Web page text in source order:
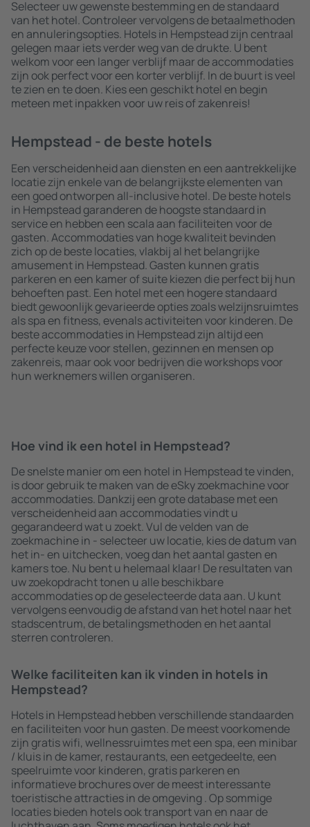
Selecteer uw gewenste bestemming en de standaard
van het hotel. Controleer vervolgens de betaalmethoden
en annuleringsopties. Hotels in Hempstead zijn centraal
gelegen maar iets verder weg van de drukte. U bent
welkom voor een langer verblijf maar de accommodaties
zijn ook perfect voor een korter verblijf. In de buurt is veel
te zien en te doen. Kies een geschikt hotel en begin
meteen met inpakken voor uw reis of zakenreis!
Hempstead - de beste hotels
Een verscheidenheid aan diensten en een aantrekkelijke
locatie zijn enkele van de belangrijkste elementen van
een goed ontworpen all-inclusive hotel. De beste hotels
in Hempstead garanderen de hoogste standaard in
service en hebben een scala aan faciliteiten voor de
gasten. Accommodaties van hoge kwaliteit bevinden
zich op de beste locaties, vlakbij al het belangrijke
amusement in Hempstead. Gasten kunnen gratis
parkeren en een kamer of suite kiezen die perfect bij hun
behoeften past. Een hotel met een hogere standaard
biedt gewoonlijk gevarieerde opties zoals welzijnsruimtes
als spa en fitness, evenals activiteiten voor kinderen. De
beste accommodaties in Hempstead zijn altijd een
perfecte keuze voor stellen, gezinnen en mensen op
zakenreis, maar ook voor bedrijven die workshops voor
hun werknemers willen organiseren.
Hoe vind ik een hotel in Hempstead?
De snelste manier om een hotel in Hempstead te vinden,
is door gebruik te maken van de eSky zoekmachine voor
accommodaties. Dankzij een grote database met een
verscheidenheid aan accommodaties vindt u
gegarandeerd wat u zoekt. Vul de velden van de
zoekmachine in - selecteer uw locatie, kies de datum van
het in- en uitchecken, voeg dan het aantal gasten en
kamers toe. Nu bent u helemaal klaar! De resultaten van
uw zoekopdracht tonen u alle beschikbare
accommodaties op de geselecteerde data aan. U kunt
vervolgens eenvoudig de afstand van het hotel naar het
stadscentrum, de betalingsmethoden en het aantal
sterren controleren.
Welke faciliteiten kan ik vinden in hotels in
Hempstead?
Hotels in Hempstead hebben verschillende standaarden
en faciliteiten voor hun gasten. De meest voorkomende
zijn gratis wifi, wellnessruimtes met een spa, een minibar
/ kluis in de kamer, restaurants, een eetgedeelte, een
speelruimte voor kinderen, gratis parkeren en
informatieve brochures over de meest interessante
toeristische attracties in de omgeving . Op sommige
locaties bieden hotels ook transport van en naar de